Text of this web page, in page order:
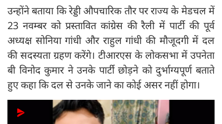
उन्होंने बताया कि रेड्डी औपचारिक तौर पर राज्य के मेडचल में
23 नवम्बर को प्रस्तावित कांग्रेस की रैली में पार्टी की पूर्व
अध्यक्ष सोनिया गांधी और राहुल गांधी की मौजूदगी में दल
की सदस्यता ग्रहण करेंगे। टीआरएस के लोकसभा में उपनेता
बी विनोद कुमार ने उनके पार्टी छोड़ने को दुर्भाग्यपूर्ण बताते
हुए कहा कि दल से उनके जाने का कोई असर नहीं होगा।